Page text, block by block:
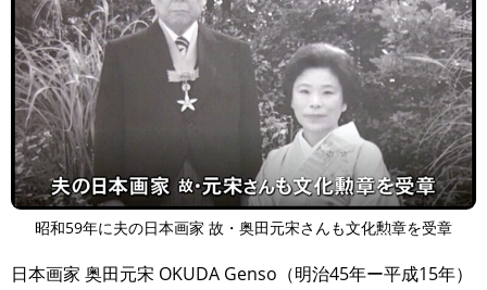
昭和59年に夫の日本画家 故・奥田元宋さんも文化勲章を受章
日本画家 奥田元宋 OKUDA Genso（明治45年ー平成15年）